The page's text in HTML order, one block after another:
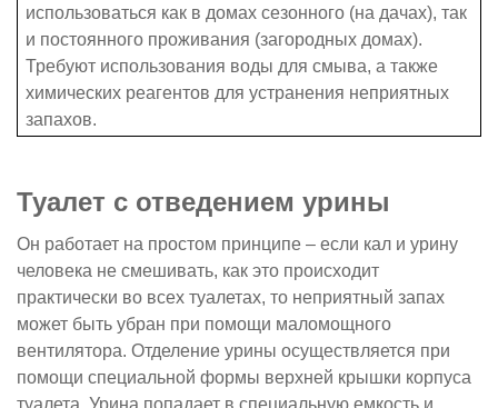
использоваться как в домах сезонного (на дачах), так
и постоянного проживания (загородных домах).
Требуют использования воды для смыва, а также
химических реагентов для устранения неприятных
запахов.
Туалет с отведением урины
Он работает на простом принципе – если кал и урину
человека не смешивать, как это происходит
практически во всех туалетах, то неприятный запах
может быть убран при помощи маломощного
вентилятора. Отделение урины осуществляется при
помощи специальной формы верхней крышки корпуса
туалета. Урина попадает в специальную емкость и